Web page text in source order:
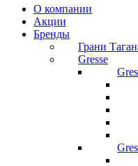
О компании
Акции
Бренды
Грани
Gresse